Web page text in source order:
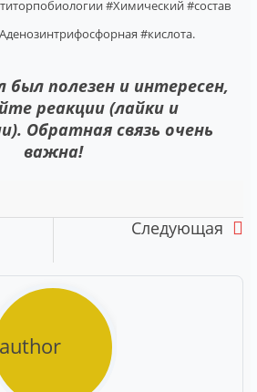
#Химический#состав
#кислота.
был полезен и интересен,
реакции (лайки и
Обратная связь очень
важна!
Следующая